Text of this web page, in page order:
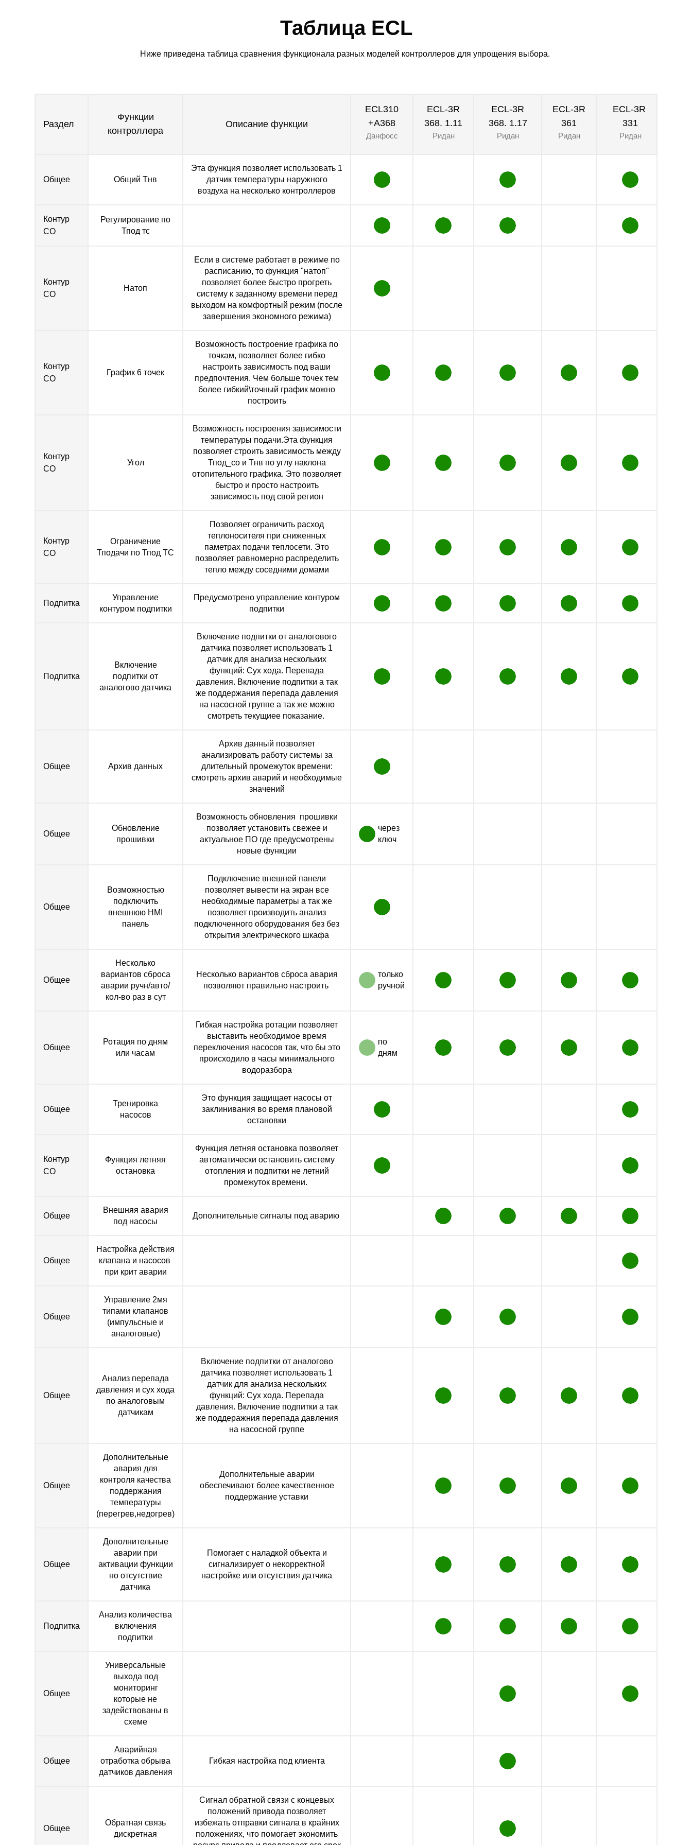
Таблица ECL
Ниже приведена таблица сравнения функционала разных моделей контроллеров для упрощения выбора.
Раздел
Функции
контроллера
Описание функции
ECL310
+A368
Данфосс
ECL-3R
368. 1.11
Ридан
ECL-3R
368. 1.17
Ридан
ECL-3R
361
Ридан
ECL-3R
331
Ридан
Общее Общий Тнв
Эта функция позволяет использовать 1
датчик температуры наружного
воздуха на несколько контроллеров
Контур
СО
Регулирование по
Тпод тс
Контур
СО
Натоп
Если в системе работает в режиме по
расписанию, то функция "натоп"
позволяет более быстро прогреть
систему к заданному времени перед
выходом на комфортный режим (после
завершения экономного режима)
Контур
СО
График 6 точек
Возможность построение графика по
точкам, позволяет более гибко
настроить зависимость под ваши
предпочтения. Чем больше точек тем
более гибкий\точный график можно
построить
Контур
СО
Угол
Возможность построения зависимости
температуры подачи.Эта функция
позволяет строить зависимость между
Тпод_со и Тнв по углу наклона
отопительного графика. Это позволяет
быстро и просто настроить
зависимость под свой регион
Контур
СО
Ограничение
Тподачи по Тпод ТС
Позволяет ограничить расход
теплоносителя при сниженных
паметрах подачи теплосети. Это
позволяет равномерно распределить
тепло между соседними домами
Подпитка
Управление
контуром подпитки
Предусмотрено управление контуром
подпитки
Подпитка
Включение
подпитки от
аналогово датчика
Включение подпитки от аналогового
датчика позволяет использовать 1
датчик для анализа нескольких
функций: Сух хода. Перепада
давления. Включение подпитки а так
же поддержания перепада давления
на насосной группе а так же можно
смотреть текущиее показание.
Общее Архив данных
Архив данный позволяет
анализировать работу системы за
длительный промежуток времени:
смотреть архив аварий и необходимые
значений
Общее
Обновление
прошивки
Возможность обновления прошивки
позволяет установить свежее и
актуальное ПО где предусмотрены
новые функции
через
ключ
Общее
Возможностью
подключить
внешнюю HMI
панель
Подключение внешней панели
позволяет вывести на экран все
необходимые параметры а так же
позволяет производить анализ
подключенного оборудования без без
открытия электрического шкафа
Общее
Несколько
вариантов сброса
аварии ручн/авто/
кол-во раз в сут
Несколько вариантов сброса авария
позволяют правильно настроить
только
ручной
Общее
Ротация по дням
или часам
Гибкая настройка ротации позволяет
выставить необходимое время
переключения насосов так, что бы это
происходило в часы минимального
водоразбора
по
дням
Общее
Тренировка
насосов
Это функция защищает насосы от
заклинивания во время плановой
остановки
Контур
СО
Функция летняя
остановка
Функция летняя остановка позволяет
автоматически остановить систему
отопления и подпитки не летний
промежуток времени.
Общее
Внешняя авария
под насосы
Дополнительные сигналы под аварию
Общее
Настройка действия
клапана и насосов
при крит аварии
Общее
Управление 2мя
типами клапанов
(импульсные и
аналоговые)
Общее
Анализ перепада
давления и сух хода
по аналоговым
датчикам
Включение подпитки от аналогово
датчика позволяет использовать 1
датчик для анализа нескольких
функций: Сух хода. Перепада
давления. Включение подпитки а так
же поддеражния перепада давления
на насосной группе
Общее
Дополнительные
авария для
контроля качества
поддержания
температуры
(перегрев,недогрев)
Дополнительные аварии
обеспечивают более качественное
поддержание уставки
Общее
Дополнительные
аварии при
активации функции
но отсутствие
датчика
Помогает с наладкой объекта и
сигнализирует о некорректной
настройке или отсутствия датчика
Подпитка
Анализ количества
включения
подпитки
Общее
Универсальные
выхода под
мониторинг
которые не
задействованы в
схеме
Общее
Аварийная
отработка обрыва
датчиков давления
Гибкая настройка под клиента
Общее
Обратная связь
дискретная
Сигнал обратной связи с концевых
положений привода позволяет
избежать отправки сигнала в крайних
положениях, что помогает экономить